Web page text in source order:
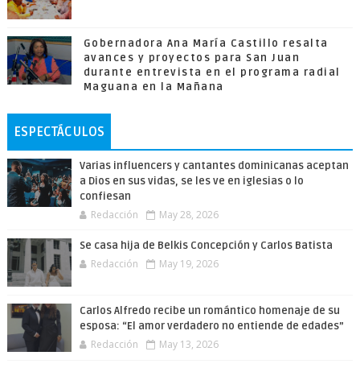
Gobernadora Ana María Castillo resalta
avances y proyectos para San Juan
durante entrevista en el programa radial
Maguana en la Mañana
ESPECTÁCULOS
Varias influencers y cantantes dominicanas aceptan
a Dios en sus vidas, se les ve en iglesias o lo
confiesan
Redacción May 28, 2026
Se casa hija de Belkis Concepción y Carlos Batista
Redacción May 19, 2026
Carlos Alfredo recibe un romántico homenaje de su
esposa: “El amor verdadero no entiende de edades”
Redacción May 13, 2026